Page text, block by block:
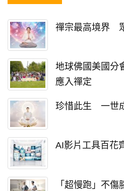
禪宗最高境界
地球佛國美國
應入禪定
珍惜此生 一世
AI影片工具百
「超慢跑」不